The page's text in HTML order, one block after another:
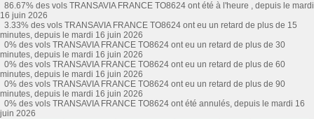
86.67% des vols TRANSAVIA FRANCE TO8624 ont été à l'heure , depuis le mardi
16 juin 2026
3.33% des vols TRANSAVIA FRANCE TO8624 ont eu un retard de plus de 15
minutes, depuis le mardi 16 juin 2026
0% des vols TRANSAVIA FRANCE TO8624 ont eu un retard de plus de 30
minutes, depuis le mardi 16 juin 2026
0% des vols TRANSAVIA FRANCE TO8624 ont eu un retard de plus de 60
minutes, depuis le mardi 16 juin 2026
0% des vols TRANSAVIA FRANCE TO8624 ont eu un retard de plus de 90
minutes, depuis le mardi 16 juin 2026
0% des vols TRANSAVIA FRANCE TO8624 ont été annulés, depuis le mardi 16
juin 2026